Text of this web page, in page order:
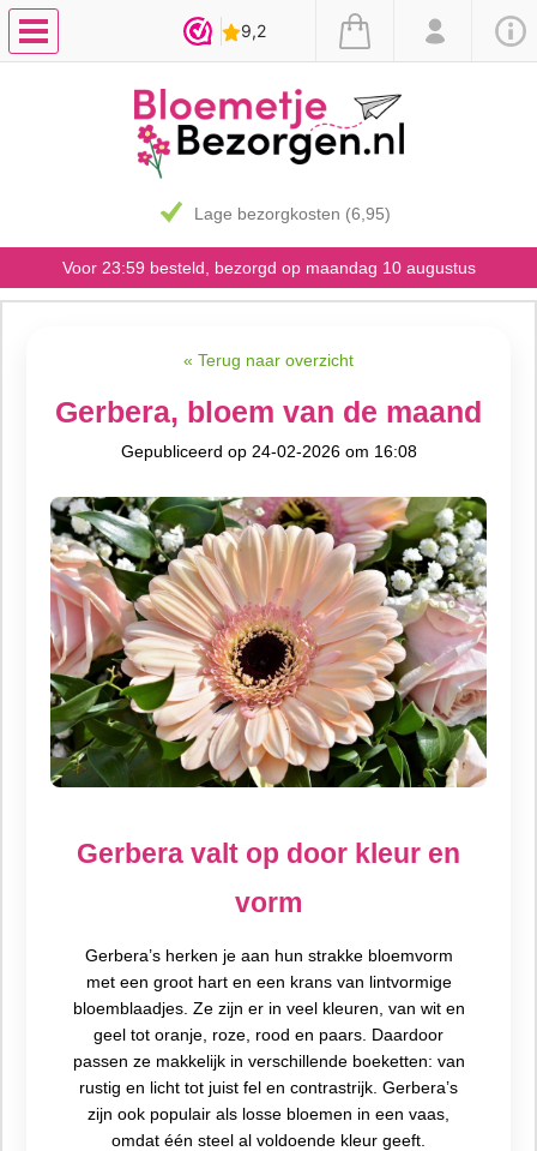
Lage bezorgkosten (6,95)
Voor 23:59 besteld, bezorgd op maandag 10 augustus
« Terug naar overzicht
Gerbera, bloem van de maand
Gepubliceerd op 24-02-2026 om 16:08
Gerbera valt op door kleur en
vorm
Gerbera’s herken je aan hun strakke bloemvorm
met een groot hart en een krans van lintvormige
bloemblaadjes. Ze zijn er in veel kleuren, van wit en
geel tot oranje, roze, rood en paars. Daardoor
passen ze makkelijk in verschillende boeketten: van
rustig en licht tot juist fel en contrastrijk. Gerbera’s
zijn ook populair als losse bloemen in een vaas,
omdat één steel al voldoende kleur geeft.